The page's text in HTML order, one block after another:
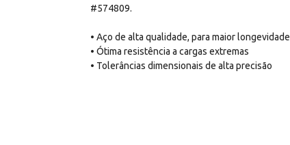
#574809.
• Aço de alta qualidade, para maior longevidade
• Ótima resistência a cargas extremas
• Tolerâncias dimensionais de alta precisão